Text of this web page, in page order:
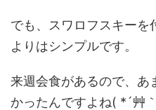
でも、スワロフスキーを
よりはシンプルです。
来週会食があるので、あ
かったんですよね( *´艸